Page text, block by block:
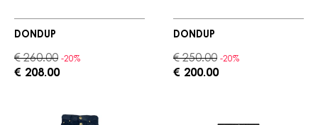
DONDUP
€ 260.00 -20%
€ 208.00
DONDUP
€ 250.00 -20%
€ 200.00